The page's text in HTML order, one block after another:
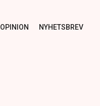
OPINION NYHETSBREV